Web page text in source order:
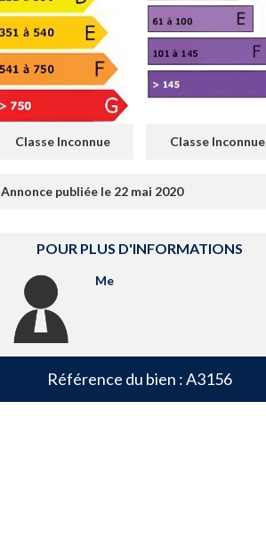
Classe Inconnue Classe Inconnue
Annonce publiée le 22 mai 2020
POUR PLUS D'INFORMATIONS
Me
Référence du bien : A3156